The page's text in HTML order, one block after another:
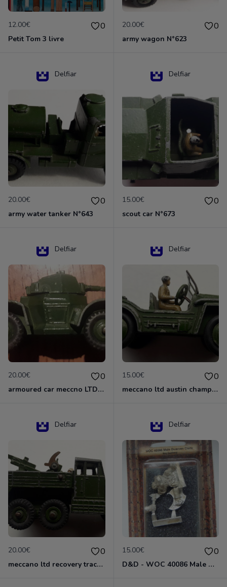
12.00€ 0
Petit Tom 3 livre
20.00€ 0
army wagon N°623
Delfiar
20.00€ 0
army water tanker N°643
Delfiar
15.00€ 0
scout car N°673
Delfiar
20.00€ 0
armoured car meccno LTD N°670
Delfiar
15.00€ 0
meccano ltd austin champ N°674
Delfiar
20.00€ 0
meccano ltd recovery tractor N°661
Delfiar
15.00€ 0
D&D - WOC 40086 Male Dwarven Cleric Miniature - Donjons Dragons